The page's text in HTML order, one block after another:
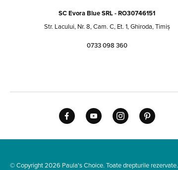
SC Evora Blue SRL - RO30746151
Str. Lacului, Nr. 8, Cam. C, Et. 1, Ghiroda, Timiș
0733 098 360
© Copyright 2026 Paula's Choice. Toate drepturile rezervate.